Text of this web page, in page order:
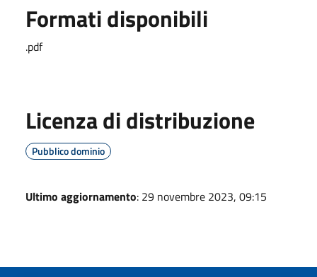
Formati disponibili
.pdf
Licenza di distribuzione
Pubblico dominio
Ultimo aggiornamento: 29 novembre 2023, 09:15